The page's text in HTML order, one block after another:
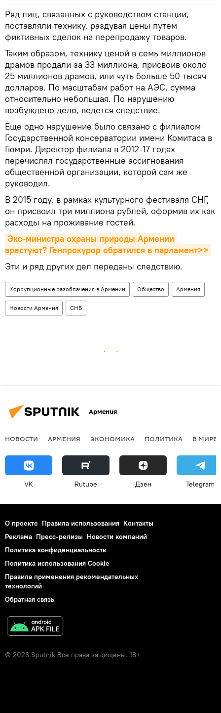
Ряд лиц, связанных с руководством станции,
поставляли технику, раздувая цены путем
фиктивных сделок на перепродажу товаров.
Таким образом, технику ценой в семь миллионов
драмов продали за 33 миллиона, присвоив около
25 миллионов драмов, или чуть больше 50 тысяч
долларов. По масштабам работ на АЭС, сумма
относительно небольшая. По нарушению
возбуждено дело, ведется следствие.
Еще одно нарушение было связано с филиалом
Государственной консерватории имени Комитаса в
Гюмри. Директор филиала в 2012-17 годах
перечислял государственные ассигнования
общественной организации, которой сам же
руководил.
В 2015 году, в рамках культурного фестиваля СНГ,
он присвоил три миллиона рублей, оформив их как
расходы на проживание гостей.
Экс-министра охраны природы Армении
арестуют? Генпрокурор обратился в парламент>>
Эти и ряд других дел переданы следствию.
Коррупционные разоблачения в Армении Общество Армения
Новости Армения СНБ
Армения
НОВОСТИ АРМЕНИЯ ЭКОНОМИКА ПОЛИТИКА В МИРЕ
VK Rutube Дзен Telegram
О проекте Правила использования Контакты
Реклама Пресс-релизы Новости компаний
Политика конфиденциальности
Политика использования Cookie
Правила применения рекомендательных
технологий
Обратная связь
© 2026 Sputnik Все права защищены. 18+